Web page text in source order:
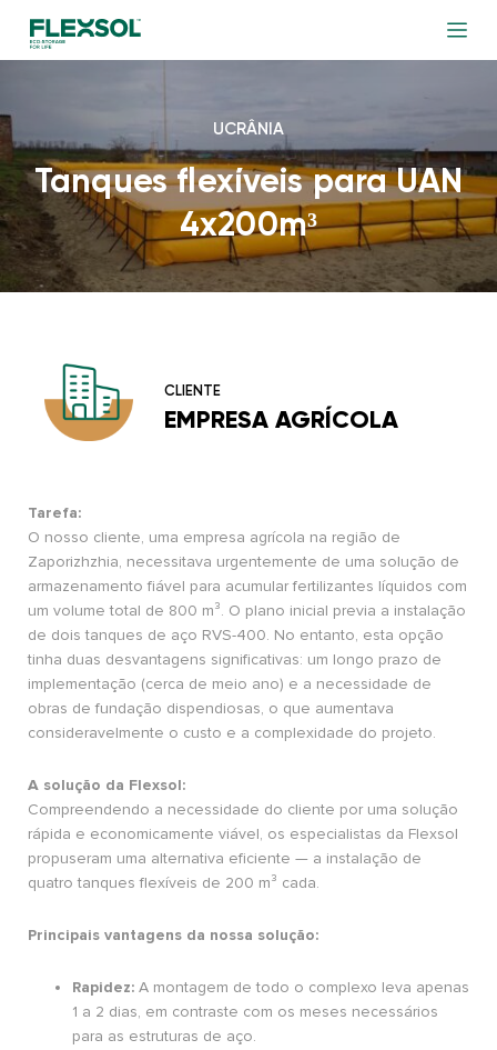
UCRÂNIA
Tanques flexíveis para UAN
4x200m³
CLIENTE
EMPRESA AGRÍCOLA
Tarefa:
O nosso cliente, uma empresa agrícola na região de
Zaporizhzhia, necessitava urgentemente de uma solução de
armazenamento fiável para acumular fertilizantes líquidos com
um volume total de 800 m³. O plano inicial previa a instalação
de dois tanques de aço RVS-400. No entanto, esta opção
tinha duas desvantagens significativas: um longo prazo de
implementação (cerca de meio ano) e a necessidade de
obras de fundação dispendiosas, o que aumentava
consideravelmente o custo e a complexidade do projeto.
A solução da Flexsol:
Compreendendo a necessidade do cliente por uma solução
rápida e economicamente viável, os especialistas da Flexsol
propuseram uma alternativa eficiente — a instalação de
quatro tanques flexíveis de 200 m³ cada.
Principais vantagens da nossa solução:
Rapidez: A montagem de todo o complexo leva apenas
1 a 2 dias, em contraste com os meses necessários
para as estruturas de aço.